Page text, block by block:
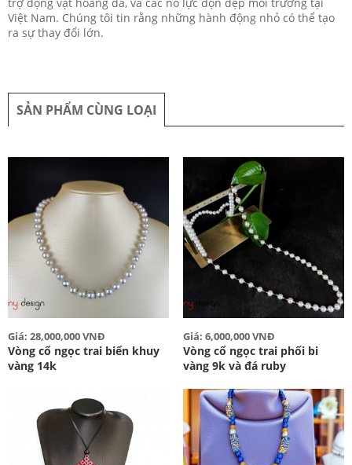
Việt Nam. Chúng tôi tin rằng những hành động nhỏ có thể tạo
ra sự thay đổi lớn.
SẢN PHẨM CÙNG LOẠI
Giá: 28,000,000 VNĐ
Vòng cổ ngọc trai biển khuy
vàng 14k
Giá: 6,000,000 VNĐ
Vòng cổ ngọc trai phối bi
vàng 9k và đá ruby